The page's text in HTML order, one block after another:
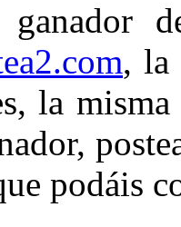
, la
la
podáis